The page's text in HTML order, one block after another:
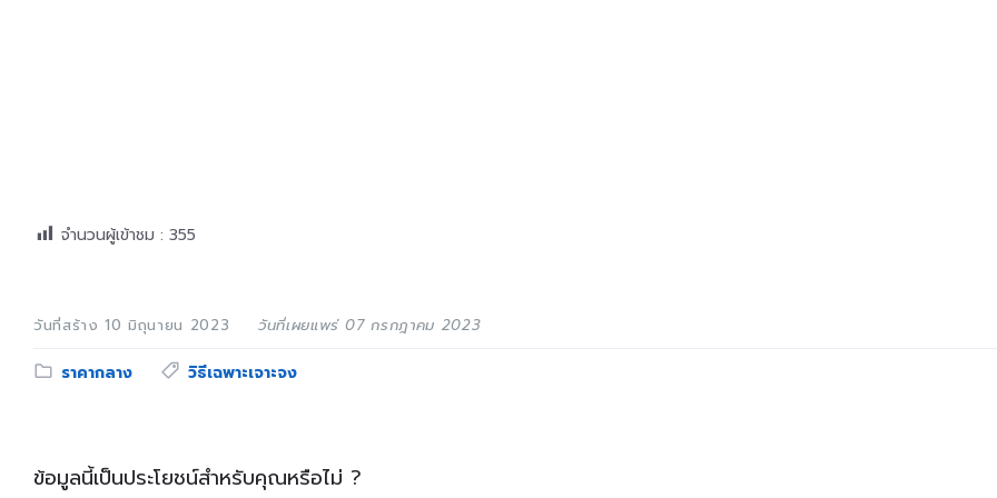
จำนวนผู้เข้าชม : 355
วันที่สร้าง 10 มิถุนายน 2023 วันที่เผยแพร่ 07 กรกฎาคม 2023
Category:
ราคากลาง Tags:
วิธีเฉพาะเจาะจง
ข้อมูลนี้เป็นประโยชน์สำหรับคุณหรือไม่ ?